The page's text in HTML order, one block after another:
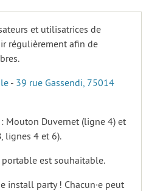
et utilisatrices de
régulièrement afin de
- 39 rue Gassendi, 75014
Mouton Duvernet (ligne 4) et
lignes 4 et 6).
est souhaitable.
install party ! Chacun·e peut